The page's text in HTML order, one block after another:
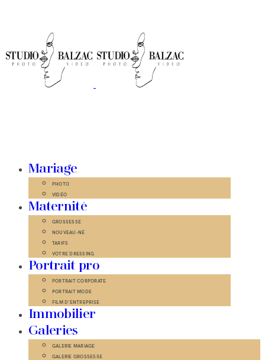
Mariage
PHOTO
VIDÉO
Maternité
GROSSESSE
NOUVEAU-NÉ
TARIFS
VOTRE DRESSING
Portrait pro
PORTRAIT CORPORATE
PORTRAIT MODE
FILM D’ENTREPRISE
Immobilier
Galeries
GALERIE MARIAGE
GALERIE GROSSESSE